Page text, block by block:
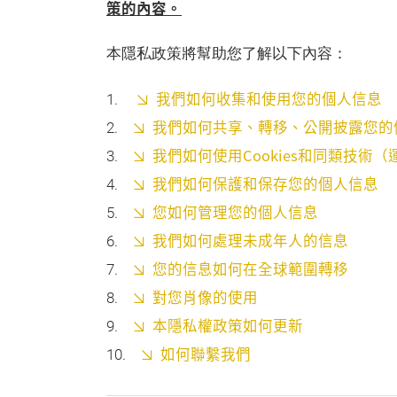
策的內容。
本隱私政策將幫助您了解以下內容：
我們如何收集和使用您的個人信息
我們如何共享、轉移、公開披露您
我們如何使用Cookies和同類技術（
我們如何保護和保存您的個人信息
您如何管理您的個人信息
我們如何處理未成年人的信息
您的信息如何在全球範圍轉移
對您肖像的使用
本隱私權政策如何更新
如何聯繫我們